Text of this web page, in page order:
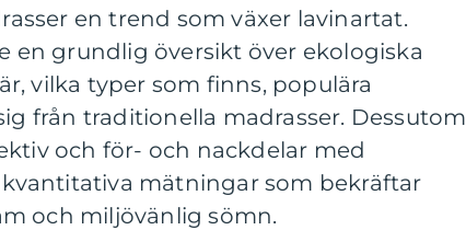
en trend som växer lavinartat.
en grundlig översikt över ekologiska
vilka typer som finns, populära
från traditionella madrasser. Dessutom
och för- och nackdelar med
mätningar som bekräftar
och miljövänlig sömn.